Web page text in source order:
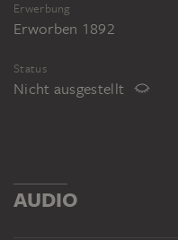
Erwerbung
Erworben 1892
Status
Nicht ausgestellt
AUDIO